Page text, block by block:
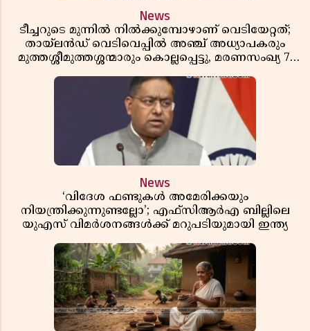
News
ടീച്ചറുടെ മുന്നിൽ നിൽക്കുമ്പോഴാണ് വെടിയേറ്റത്;
തായ്‌ലൻഡ് വെടിവെപ്പിൽ അഞ്ച് അധ്യാപകരും
മുത്തശ്ശീമുത്തശ്ശന്മാരും കൊല്ലപ്പെട്ടു, മരണസംഖ്യ 7;
News
‘വിദേശ ഫണ്ടുകൾ അമേരിക്കയും
നിയന്ത്രിക്കുന്നുണ്ടല്ലോ’; എഫ്സിആർഎ ബില്ലിലെ
യുഎസ് വിമർശനങ്ങൾക്ക് മറുപടിയുമായി ഇന്ത്യ